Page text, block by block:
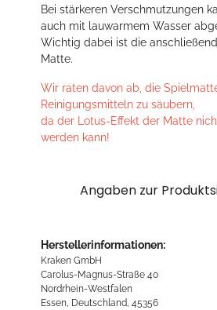
Bei stärkeren Verschmutzungen
auch mit lauwarmem Wasser
Wichtig dabei ist die
Matte.
Wir raten davon ab, die
Reinigungsmitteln zu säubern,
da der Lotus-Effekt der Matte
werden kann!
Angaben zur
Herstellerinformationen:
Kraken GmbH
Carolus-Magnus-Straße 40
Nordrhein-Westfalen
Essen, Deutschland, 45356